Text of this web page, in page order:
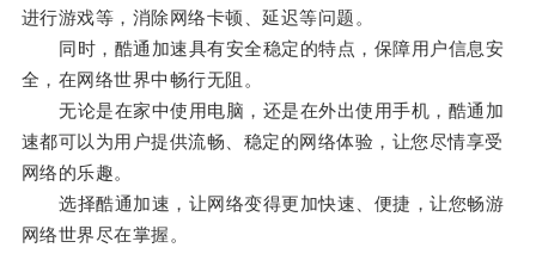
进行游戏等，消除网络卡顿、延迟等问题。
同时，酷通加速具有安全稳定的特点，保障用户信息安
全，在网络世界中畅行无阻。
无论是在家中使用电脑，还是在外出使用手机，酷通加
速都可以为用户提供流畅、稳定的网络体验，让您尽情享受
网络的乐趣。
选择酷通加速，让网络变得更加快速、便捷，让您畅游
网络世界尽在掌握。